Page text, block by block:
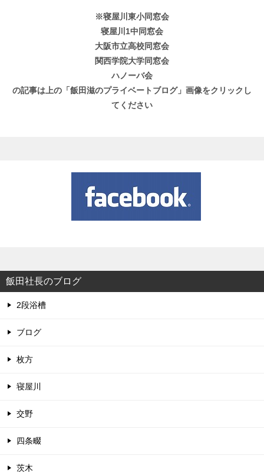
※寝屋川東小同窓会
寝屋川1中同窓会
大阪市立高校同窓会
関西学院大学同窓会
ハノーバ会
の記事は上の「飯田滋のプライベートブログ」画像をクリックし
てください
飯田社長のブログ
2段浴槽
ブログ
枚方
寝屋川
交野
四条畷
茨木